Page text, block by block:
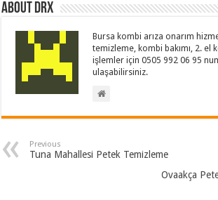
About drx
Bursa kombi arıza onarım
temizleme, kombi bakımı, 2. el
işlemler için 0505 992 06 95
ulaşabilirsiniz.
Previous
Tuna Mahallesi Petek Temizleme
Ovaakça